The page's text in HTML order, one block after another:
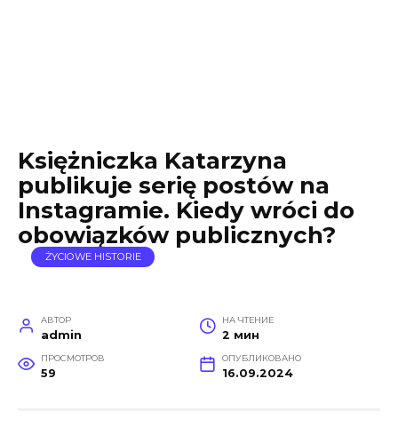
Księżniczka Katarzyna
publikuje serię postów na
Instagramie. Kiedy wróci do
obowiązków publicznych?
ŻYCIOWE HISTORIE
АВТОР
admin
НА ЧТЕНИЕ
2 мин
ПРОСМОТРОВ
59
ОПУБЛИКОВАНО
16.09.2024